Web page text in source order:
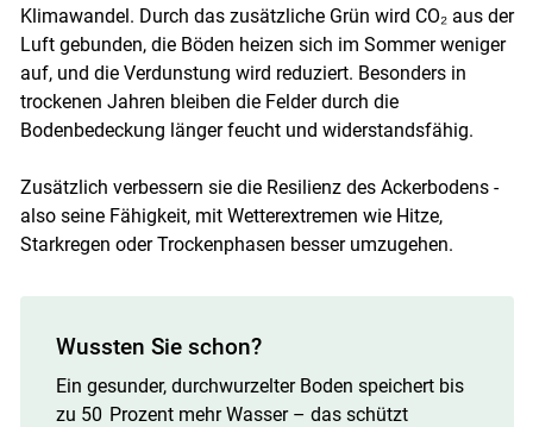
Klimawandel. Durch das zusätzliche Grün wird CO₂ aus der
Luft gebunden, die Böden heizen sich im Sommer weniger
auf, und die Verdunstung wird reduziert. Besonders in
trockenen Jahren bleiben die Felder durch die
Bodenbedeckung länger feucht und widerstandsfähig.
Zusätzlich verbessern sie die Resilienz des Ackerbodens -
also seine Fähigkeit, mit Wetterextremen wie Hitze,
Starkregen oder Trockenphasen besser umzugehen.
Wussten Sie schon?
Ein gesunder, durchwurzelter Boden speichert bis
zu 50 Prozent mehr Wasser – das schützt